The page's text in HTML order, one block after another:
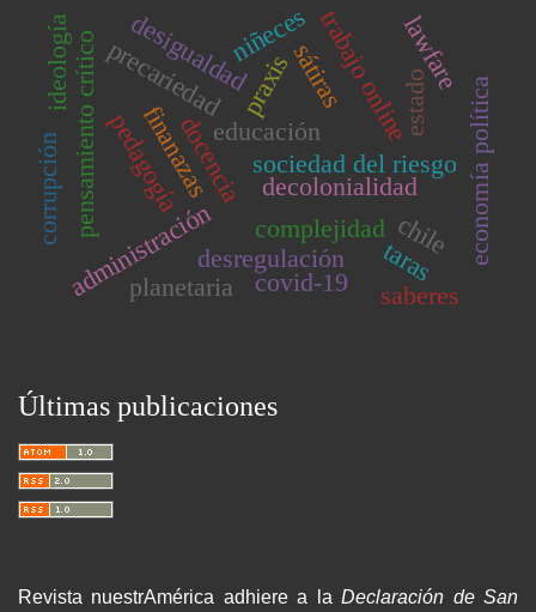
decolonialidad
complejidad
docencia sociedad del riesgo
trabajo online
precariedad
pensamiento crítico
administración
educación
pedagogía
praxis
desigualdad
desregulación
covid-19
ideología estado
finanazas economía política
chile
taras
sátiras
planetaria
niñeces lawfare
corrupción
saberes
Últimas publicaciones
Revista nuestrAmérica adhiere a laDeclaración de San